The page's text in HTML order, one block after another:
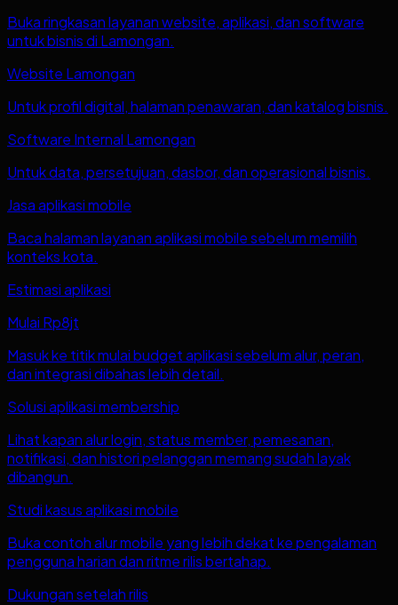
Buka ringkasan layanan website, aplikasi, dan software
untuk bisnis di Lamongan.
Website Lamongan
Untuk profil digital, halaman penawaran, dan katalog bisnis.
Software Internal Lamongan
Untuk data, persetujuan, dasbor, dan operasional bisnis.
Jasa aplikasi mobile
Baca halaman layanan aplikasi mobile sebelum memilih
konteks kota.
Estimasi aplikasi
Mulai Rp8jt
Masuk ke titik mulai budget aplikasi sebelum alur, peran,
dan integrasi dibahas lebih detail.
Solusi aplikasi membership
Lihat kapan alur login, status member, pemesanan,
notifikasi, dan histori pelanggan memang sudah layak
dibangun.
Studi kasus aplikasi mobile
Buka contoh alur mobile yang lebih dekat ke pengalaman
pengguna harian dan ritme rilis bertahap.
Dukungan setelah rilis